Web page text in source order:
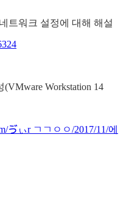
트워크 설정에 대해 해설
Workstation 14
ゔぃr ㄱㄱㅇㅇ/2017/11/에